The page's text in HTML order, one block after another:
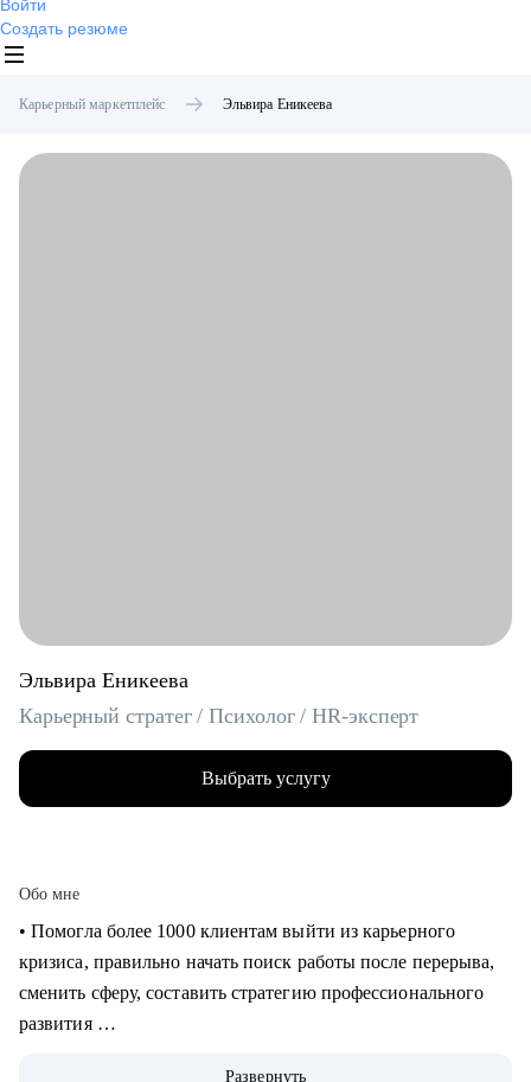
Войти
Создать резюме
Карьерный маркетплейс Эльвира Еникеева
Эльвира Еникеева
Карьерный стратег / Психолог / HR-эксперт
Выбрать услугу
Обо мне
‌‌‌‌‌• Помогла более 1000 клиентам выйти из карьерного
кризиса, правильно начать поиск работы после перерыва,
сменить сферу, составить стратегию профессионального
развития
Развернуть